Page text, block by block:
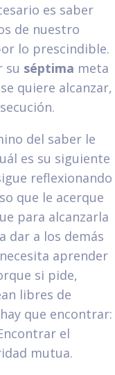
es saber
de nuestro
lo prescindible.
su séptima meta
quiere alcanzar,
del saber le
es su siguiente
reflexionando
que le acerque
para alcanzarla
dar a los demás
aprender
si pide,
libres de
que encontrar:
el
mutua.